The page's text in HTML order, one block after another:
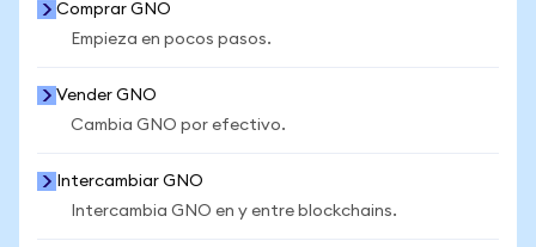
Comprar GNO
Empieza en pocos pasos.
Vender GNO
Cambia GNO por efectivo.
Intercambiar GNO
Intercambia GNO en y entre blockchains.